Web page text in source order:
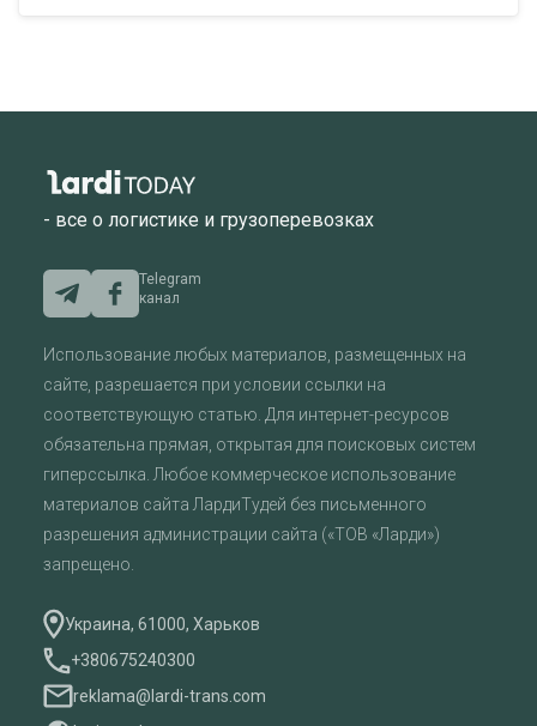
- все о логистике и грузоперевозках
Telegram
канал
Использование любых материалов, размещенных на
сайте, разрешается при условии ссылки на
соответствующую статью. Для интернет-ресурсов
обязательна прямая, открытая для поисковых систем
гиперссылка. Любое коммерческое использование
материалов сайта ЛардиТудей без письменного
разрешения администрации сайта («ТОВ «Ларди»)
запрещено.
Украина, 61000, Харьков
+380675240300
reklama@lardi-trans.com